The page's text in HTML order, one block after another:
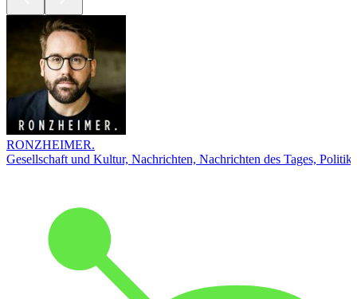
RONZHEIMER.
Gesellschaft und Kultur, Nachrichten, Nachrichten des Tages, Politik